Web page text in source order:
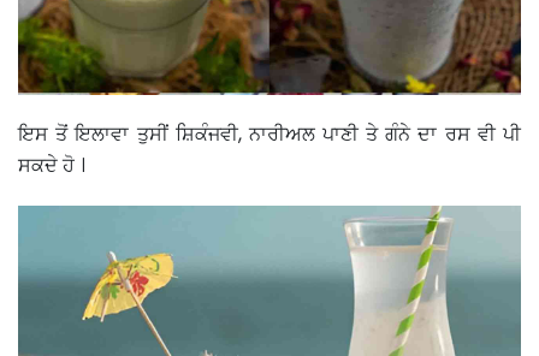
ਇਸ ਤੋਂ ਇਲਾਵਾ ਤੁਸੀਂ ਸ਼ਿਕੰਜਵੀ, ਨਾਰੀਅਲ ਪਾਣੀ ਤੇ ਗੰਨੇ ਦਾ ਰਸ ਵੀ ਪੀ
ਸਕਦੇ ਹੋ ।